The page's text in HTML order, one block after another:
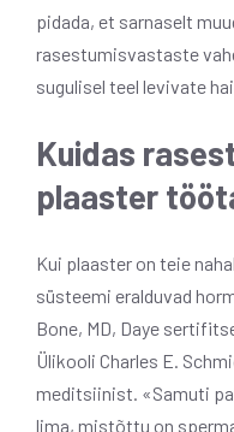
pidada, et sarnaselt
rasestumisvastaste
sugulisel teel levivate
Kuidas
plaaster
Kui plaaster on teie
süsteemi eralduvad
Bone, MD, Daye
Ülikooli Charles E.
meditsiinist. «Samuti
lima, mistõttu on